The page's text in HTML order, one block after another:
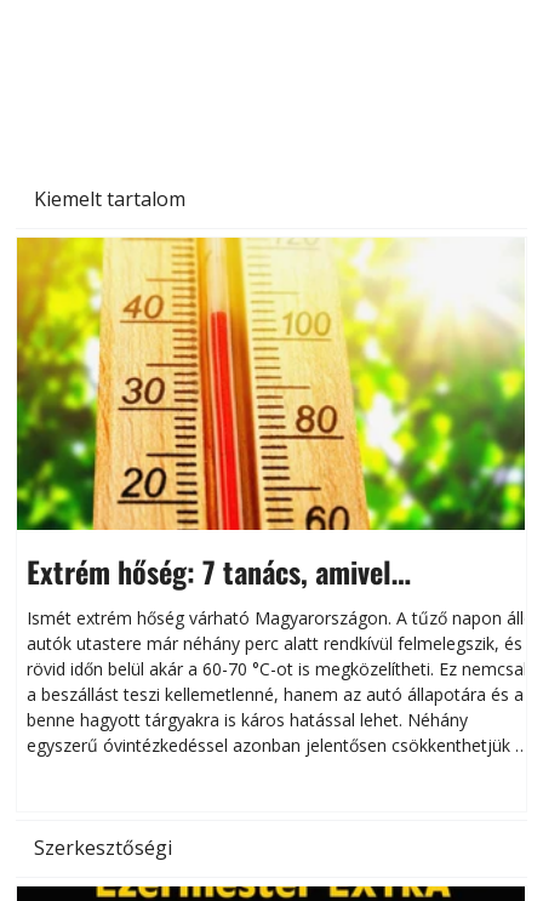
Kiemelt tartalom
Extrém hőség: 7 tanács, amivel
megóvhatjuk autónkat a nyári károktól
Ismét extrém hőség várható Magyarországon. A tűző napon álló
autók utastere már néhány perc alatt rendkívül felmelegszik, és
rövid időn belül akár a 60-70 °C-ot is megközelítheti. Ez nemcsak
a beszállást teszi kellemetlenné, hanem az autó állapotára és a
benne hagyott tárgyakra is káros hatással lehet. Néhány
egyszerű óvintézkedéssel azonban jelentősen csökkenthetjük a
Szerkesztőségi